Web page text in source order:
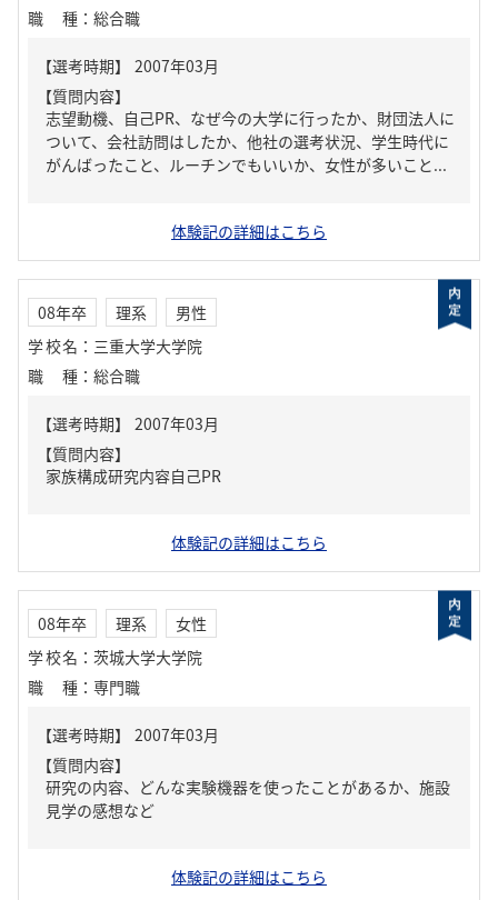
職種 ： 総合職
【質問内容】
志望動機、自己PR、なぜ今の大学に行ったか、財団法人に
ついて、会社訪問はしたか、他社の選考状況、学生時代に
がんばったこと、ルーチンでもいいか、女性が多いこと...
体験記の詳細はこちら
08年卒 理系
男性
学校名 ： 三重大学大学院
職種 ： 総合職
【質問内容】
家族構成研究内容自己PR
体験記の詳細はこちら
08年卒 理系
女性
学校名 ： 茨城大学大学院
職種 ： 専門職
【質問内容】
研究の内容、どんな実験機器を使ったことがあるか、施設
見学の感想など
体験記の詳細はこちら